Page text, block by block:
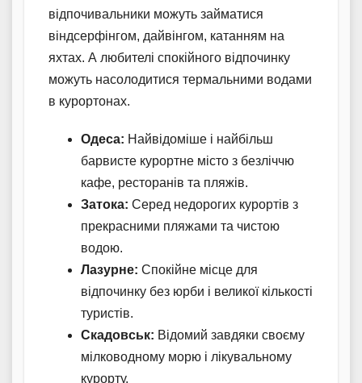
відпочивальники можуть займатися
віндсерфінгом, дайвінгом, катанням на
яхтах. А любителі спокійного відпочинку
можуть насолодитися термальними водами
в курортонах.
Одеса: Найвідоміше і найбільш
барвисте курортне місто з безліччю
кафе, ресторанів та пляжів.
Затока: Серед недорогих курортів з
прекрасними пляжами та чистою
водою.
Лазурне: Спокійне місце для
відпочинку без юрби і великої кількості
туристів.
Скадовськ: Відомий завдяки своєму
мілководному морю і лікувальному
курорту.